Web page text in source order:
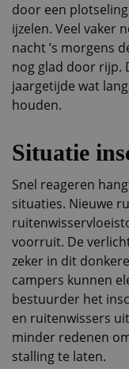
door een
ijzelen. Veel vaker
nacht ’s morgens
nog glad door rijp.
jaargetijde wat
houden.
Situatie
Snel reageren
situaties. Nieuwe
voorruit. De
zeker in dit
campers kunnen
bestuurder het
en ruitenwissers
minder redenen
stalling te laten.